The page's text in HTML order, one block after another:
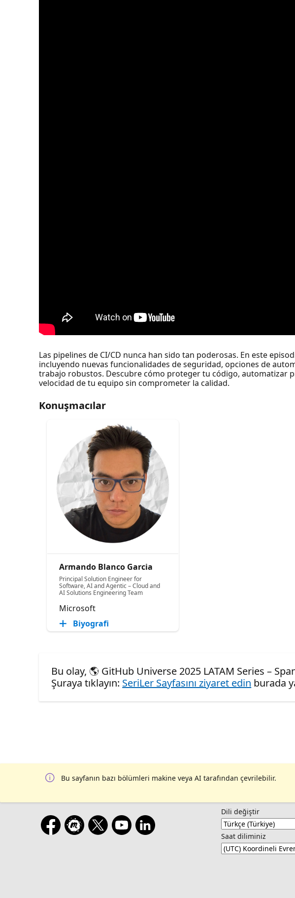
Las pipelines de CI/CD nunca han sido tan poderosas. En este
incluyendo nuevas funcionalidades de seguridad, opciones de
trabajo robustos. Descubre cómo proteger tu código, automatizar
velocidad de tu equipo sin comprometer la calidad.
Konuşmacılar
Armando Blanco Garcia
Principal Solution Engineer for
Software, AI and Agentic – Cloud and
AI Solutions Engineering Team
Microsoft
Biyografi
Bu olay, 🌎 GitHub Universe 2025 LATAM Series –
Şuraya tıklayın: SeriLer Sayfasını ziyaret edin burada
Bu sayfanın bazı bölümleri makine veya AI tarafından çevrilebilir.
Dili değiştir
Saat diliminiz